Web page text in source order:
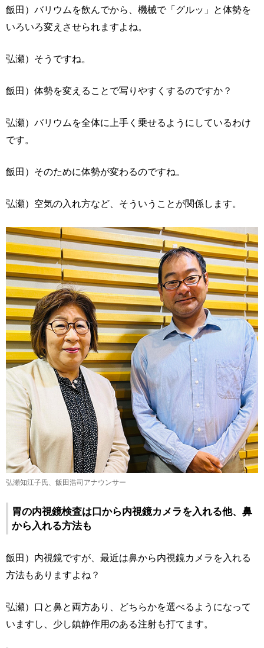
飯田）バリウムを飲んでから、機械で「グルッ」と体勢を
いろいろ変えさせられますよね。
弘瀬）そうですね。
飯田）体勢を変えることで写りやすくするのですか？
弘瀬）バリウムを全体に上手く乗せるようにしているわけ
です。
飯田）そのために体勢が変わるのですね。
弘瀬）空気の入れ方など、そういうことが関係します。
弘瀬知江子氏、飯田浩司アナウンサー
胃の内視鏡検査は口から内視鏡カメラを入れる他、鼻
から入れる方法も
飯田）内視鏡ですが、最近は鼻から内視鏡カメラを入れる
方法もありますよね？
弘瀬）口と鼻と両方あり、どちらかを選べるようになって
いますし、少し鎮静作用のある注射も打てます。